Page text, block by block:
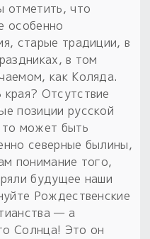
отметить, что
особенно
старые традиции, в
в том
как Коляда.
Отсутствие
позиции русской
то может быть
северные былины,
понимание того,
будущее наши
Рождественские
— а
Солнца! Это он